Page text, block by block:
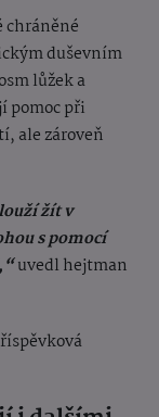
chráněné
duševním
lůžek a
pomoc při
ale zároveň
žít v
s pomocí
uvedl hejtman